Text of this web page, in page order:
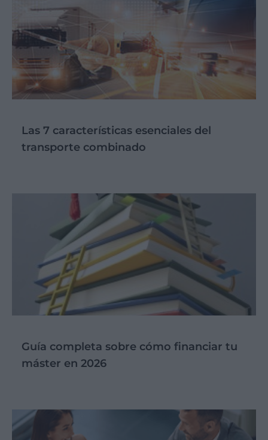
Las 7 características esenciales del
transporte combinado
Guía completa sobre cómo financiar tu
máster en 2026